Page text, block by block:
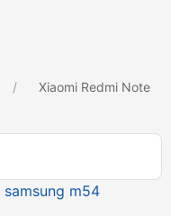
Xiaomi Redmi Note
samsung m54